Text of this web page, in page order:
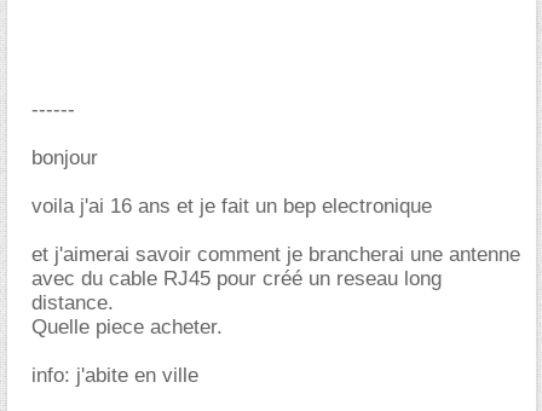
------
bonjour
voila j'ai 16 ans et je fait un bep electronique
et j'aimerai savoir comment je brancherai une antenne
avec du cable RJ45 pour créé un reseau long
distance.
Quelle piece acheter.
info: j'abite en ville